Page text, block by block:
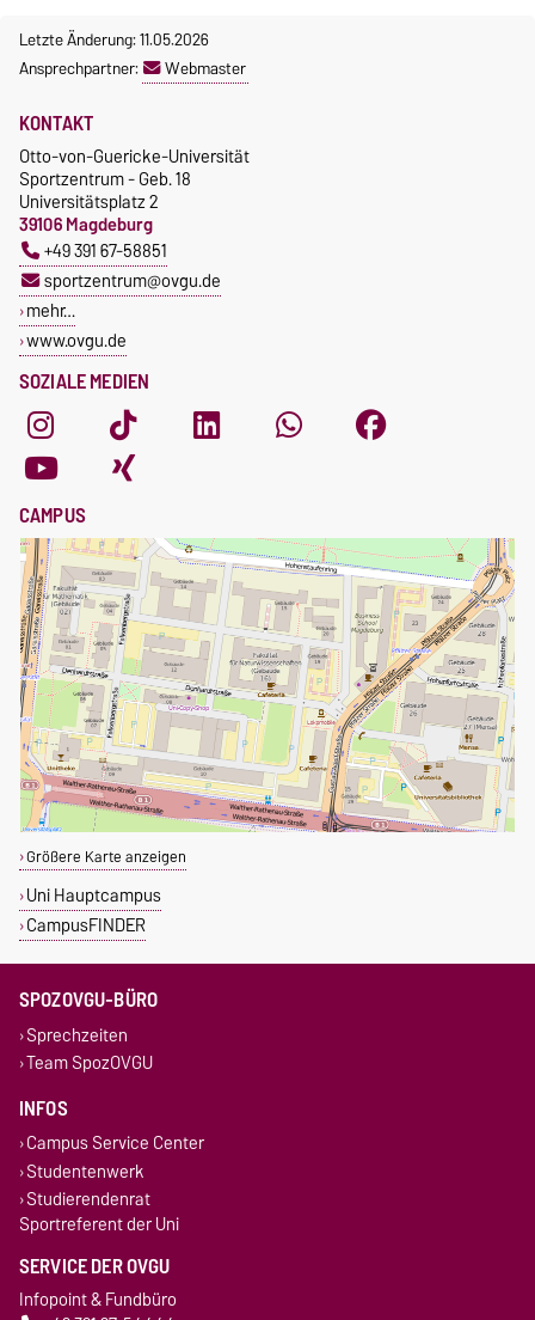
Letzte Änderung: 11.05.2026
Ansprechpartner:
Webmaster
SOZIALE MEDIEN
KONTAKT
Otto-von-Guericke-Universität
Sportzentrum - Geb. 18
Universitätsplatz 2
39106 Magdeburg
+49 391 67-58851
sportzentrum@ovgu.de
mehr…
www.ovgu.de
CAMPUS
Größere Karte anzeigen
Uni Hauptcampus
CampusFINDER
SPOZOVGU-BÜRO
Sprechzeiten
Team SpozOVGU
INFOS
Campus Service Center
Studentenwerk
Studierendenrat
Sportreferent der Uni
SERVICE DER OVGU
Infopoint & Fundbüro